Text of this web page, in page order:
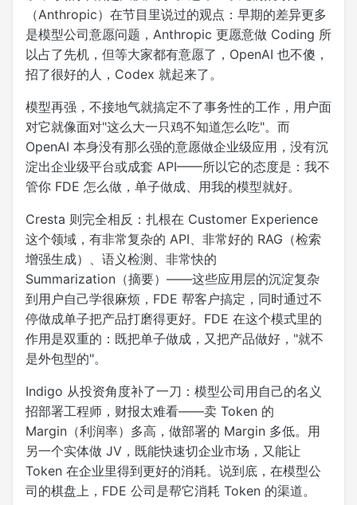
（Anthropic）在节目里说过的观点：早期的差异更多
是模型公司意愿问题，Anthropic 更愿意做 Coding 所
以占了先机，但等大家都有意愿了，OpenAI 也不傻，
招了很好的人，Codex 就起来了。
模型再强，不接地气就搞定不了事务性的工作，用户面
对它就像面对"这么大一只鸡不知道怎么吃"。而
OpenAI 本身没有那么强的意愿做企业级应用，没有沉
淀出企业级平台或成套 API——所以它的态度是：我不
管你 FDE 怎么做，单子做成、用我的模型就好。
Cresta 则完全相反：扎根在 Customer Experience
这个领域，有非常复杂的 API、非常好的 RAG（检索
增强生成）、语义检测、非常快的
Summarization（摘要）——这些应用层的沉淀复杂
到用户自己学很麻烦，FDE 帮客户搞定，同时通过不
停做成单子把产品打磨得更好。FDE 在这个模式里的
作用是双重的：既把单子做成，又把产品做好，"就不
是外包型的"。
Indigo 从投资角度补了一刀：模型公司用自己的名义
招部署工程师，财报太难看——卖 Token 的
Margin（利润率）多高，做部署的 Margin 多低。用
另一个实体做 JV，既能快速切企业市场，又能让
Token 在企业里得到更好的消耗。说到底，在模型公
司的棋盘上，FDE 公司是帮它消耗 Token 的渠道。